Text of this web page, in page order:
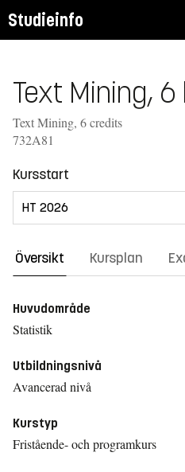
Studieinfo
Text Mining, 6
Text Mining, 6 credits
732A81
Kursstart
Översikt Kursplan
Huvudområde
Statistik
Utbildningsnivå
Avancerad nivå
Kurstyp
Fristående- och programkurs